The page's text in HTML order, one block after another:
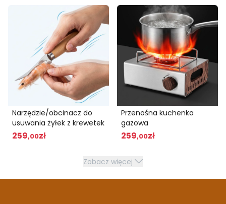
Narzędzie/obcinacz do
usuwania żyłek z krewetek
259,00zł
Przenośna kuchenka
gazowa
259,00zł
Zobacz więcej